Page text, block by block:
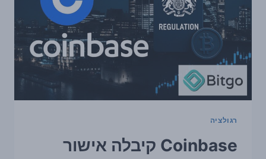
ומניות
רגולציה
Coinbase קיבלה אישור